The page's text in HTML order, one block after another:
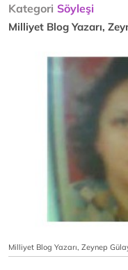
Kategori Söyleşi
Milliyet Blog Yazarı,
Milliyet Blog Yazarı, Zeynep